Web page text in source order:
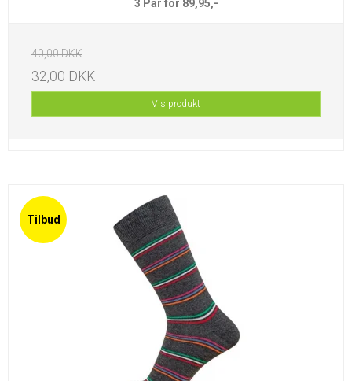
3 Par for 89,95,-
40,00 DKK
32,00 DKK
Vis produkt
Tilbud